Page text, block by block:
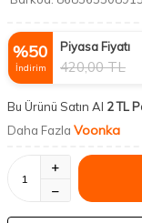
%50
İndirim
Piyasa Fiyatı
420,00TL
Bu Ürünü Satın Al 2 TL
Daha Fazla Voonka